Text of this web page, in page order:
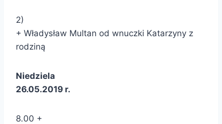
2)
+ Władysław Multan od wnuczki Katarzyny z
rodziną
Niedziela
26.05.2019 r.
8.00 +